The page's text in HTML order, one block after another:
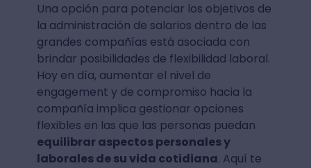
Una opción para potenciar los objetivos de
la administración de salarios dentro de las
grandes compañías está asociada con
brindar posibilidades de flexibilidad laboral.
Hoy en día, aumentar el nivel de
engagement y de compromiso hacia la
compañía implica gestionar opciones
flexibles en las que las personas puedan
equilibrar aspectos personales y
laborales de su vida cotidiana. Aquí te